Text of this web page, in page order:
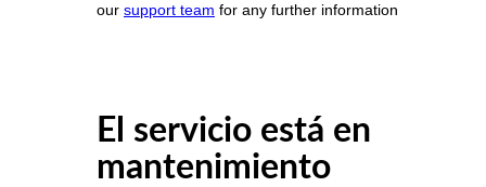
our support team for any further information
El servicio está en
mantenimiento